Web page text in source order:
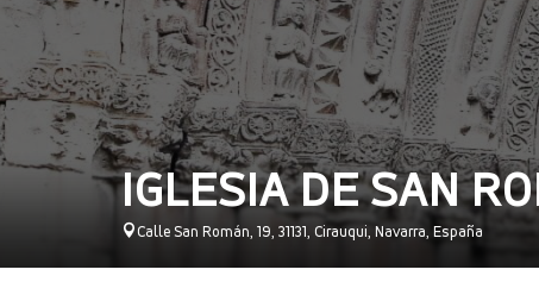
IGLESIA DE SAN
Calle San Román, 19, 31131, Cirauqui, Navarra, España